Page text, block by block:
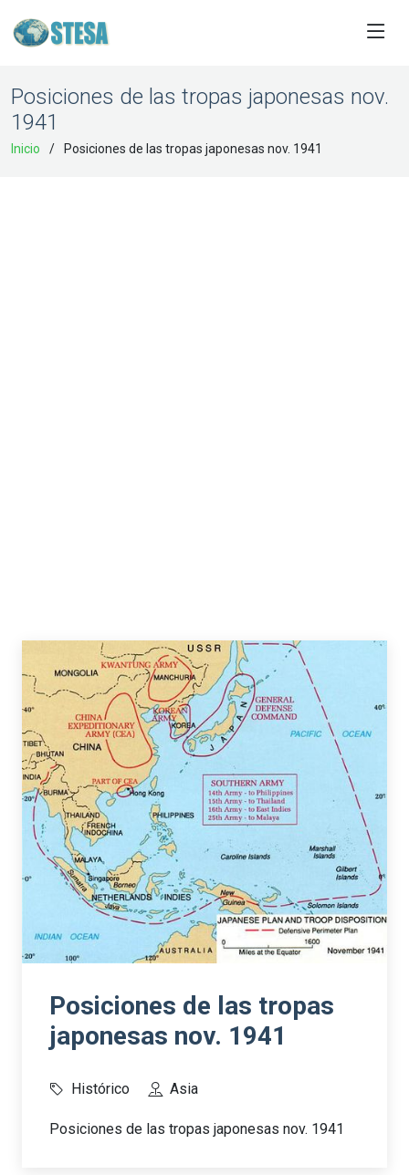
Posiciones de las tropas japonesas nov.
1941
Inicio Posiciones de las tropas japonesas nov. 1941
Posiciones de las tropas
japonesas nov. 1941
Histórico Asia
Posiciones de las tropas japonesas nov. 1941